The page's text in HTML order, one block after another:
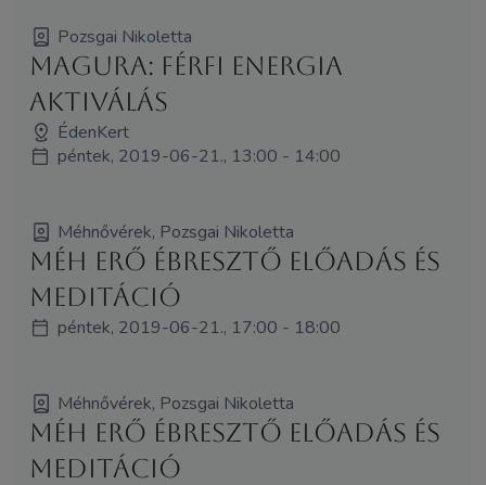
Pozsgai Nikoletta
Magura: Férfi Energia
Aktiválás
ÉdenKert
péntek, 2019-06-21., 13:00 - 14:00
Méhnővérek, Pozsgai Nikoletta
Méh Erő Ébresztő előadás és
meditáció
péntek, 2019-06-21., 17:00 - 18:00
Méhnővérek, Pozsgai Nikoletta
Méh Erő Ébresztő előadás és
meditáció